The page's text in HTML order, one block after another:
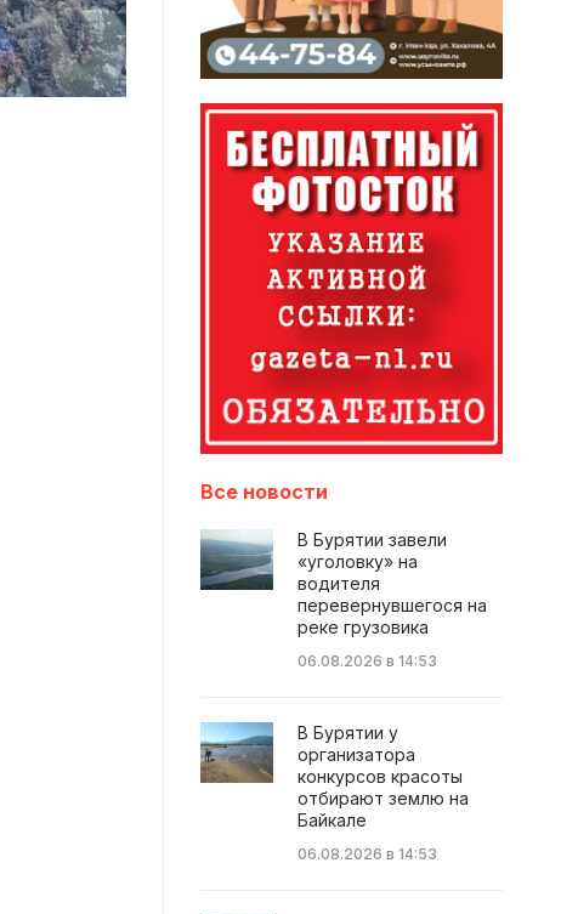
Все новости
В Бурятии завели
«уголовку» на
водителя
перевернувшегося на
реке грузовика
06.08.2026 в 14:53
В Бурятии у
организатора
конкурсов красоты
отбирают землю на
Байкале
06.08.2026 в 14:53